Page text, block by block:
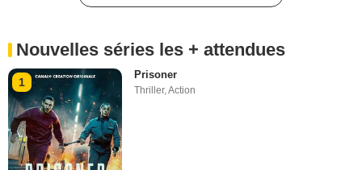
Nouvelles séries les + attendues
1
Prisoner
Thriller,Action